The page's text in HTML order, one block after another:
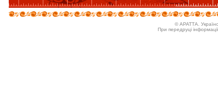
© АРАТТА.
При передруці